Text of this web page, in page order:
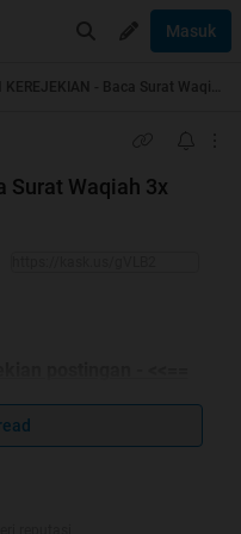
Masuk
Surat Waqiah 3x
Amalan Surat
postingan yang lain